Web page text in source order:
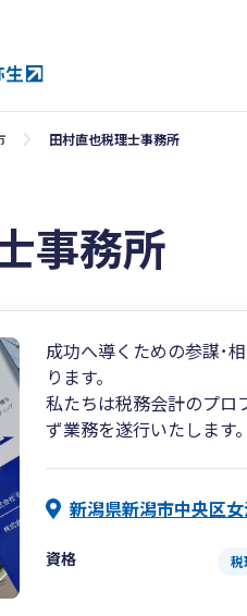
田村直也税理士事務所
事務所
成功へ導くための参謀･
ります。
私たちは税務会計のプロ
ず業務を遂行いたします。
新潟県新潟市中央区
資格 税